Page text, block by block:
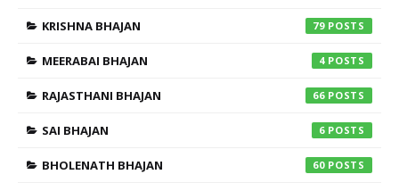
KRISHNA BHAJAN 79
MEERABAI BHAJAN 4
RAJASTHANI BHAJAN 66
SAI BHAJAN 6
BHOLENATH BHAJAN 60